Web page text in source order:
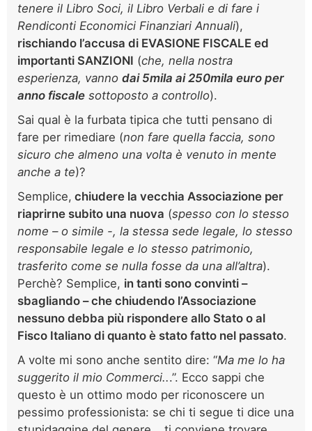
tenere il Libro Soci, il Libro Verbali e di fare i
Rendiconti Economici Finanziari Annuali),
rischiando l’accusa di EVASIONE FISCALE ed
importanti SANZIONI (che, nella nostra
esperienza, vanno dai 5mila ai 250mila euro per
anno fiscale sottoposto a controllo).
Sai qual è la furbata tipica che tutti pensano di
fare per rimediare (non fare quella faccia, sono
sicuro che almeno una volta è venuto in mente
anche a te)?
Semplice, chiudere la vecchia Associazione per
riaprirne subito una nuova (spesso con lo stesso
nome – o simile -, la stessa sede legale, lo stesso
responsabile legale e lo stesso patrimonio,
trasferito come se nulla fosse da una all’altra).
Perchè? Semplice, in tanti sono convinti –
sbagliando – che chiudendo l’Associazione
nessuno debba più rispondere allo Stato o al
Fisco Italiano di quanto è stato fatto nel passato.
A volte mi sono anche sentito dire: “Ma me lo ha
suggerito il mio Commerci...”. Ecco sappi che
questo è un ottimo modo per riconoscere un
pessimo professionista: se chi ti segue ti dice una